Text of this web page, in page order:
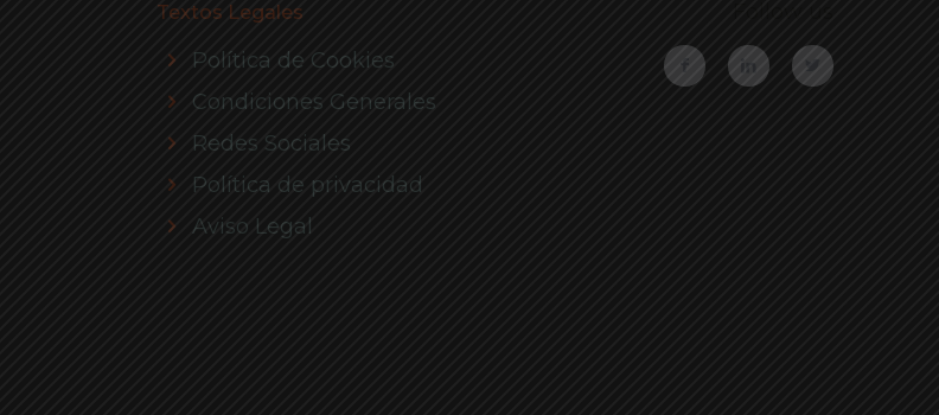
Textos Legales
Política de Cookies
Condiciones Generales
Redes Sociales
Política de privacidad
Aviso Legal